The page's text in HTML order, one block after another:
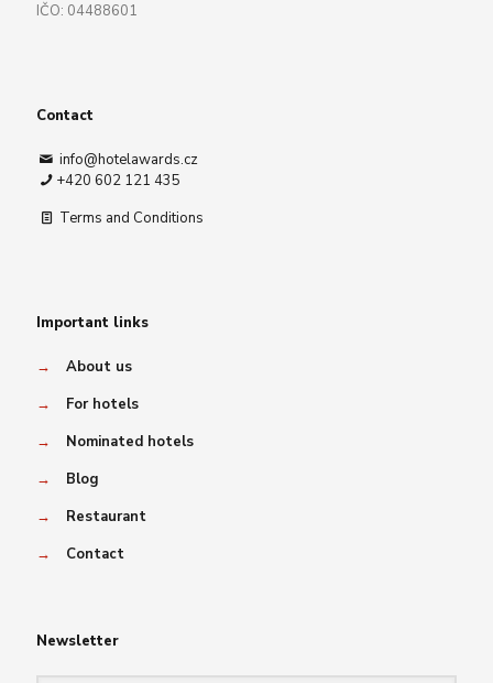
IČO: 04488601
Contact
info@hotelawards.cz
+420 602 121 435
Terms and Conditions
Important links
→
About us
→
For hotels
→
Nominated hotels
→
Blog
→
Restaurant
→
Contact
Newsletter